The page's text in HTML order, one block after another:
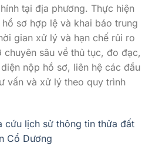
tại địa phương. Thực hiện
sơ hợp lệ và khai báo trung
gian xử lý và hạn chế rủi ro
sâu về thủ tục, đo đạc,
nộp hồ sơ, liên hệ các đầu
vấn và xử lý theo quy trình
cứu lịch sử thông tin thửa đất
Cổ Dương